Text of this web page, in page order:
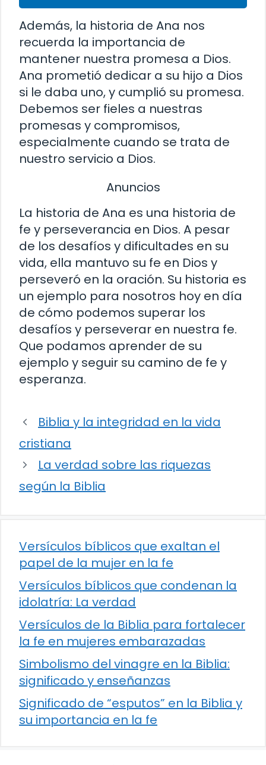
Además, la historia de Ana nos
recuerda la importancia de
mantener nuestra promesa a Dios.
Ana prometió dedicar a su hijo a Dios
si le daba uno, y cumplió su promesa.
Debemos ser fieles a nuestras
promesas y compromisos,
especialmente cuando se trata de
nuestro servicio a Dios.
Anuncios
La historia de Ana es una historia de
fe y perseverancia en Dios. A pesar
de los desafíos y dificultades en su
vida, ella mantuvo su fe en Dios y
perseveró en la oración. Su historia es
un ejemplo para nosotros hoy en día
de cómo podemos superar los
desafíos y perseverar en nuestra fe.
Que podamos aprender de su
ejemplo y seguir su camino de fe y
esperanza.
Biblia y la integridad en la vida
cristiana
La verdad sobre las riquezas
según la Biblia
Versículos bíblicos que exaltan el
papel de la mujer en la fe
Versículos bíblicos que condenan la
idolatría: La verdad
Versículos de la Biblia para fortalecer
la fe en mujeres embarazadas
Simbolismo del vinagre en la Biblia:
significado y enseñanzas
Significado de “esputos” en la Biblia y
su importancia en la fe